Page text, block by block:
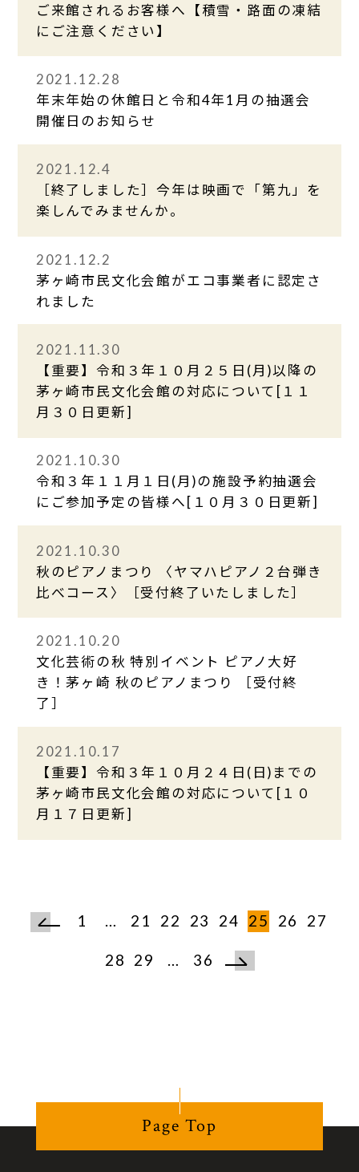
ご来館されるお客様へ【積雪・路面の凍結
にご注意ください】
2021.12.28
年末年始の休館日と令和4年1月の抽選会
開催日のお知らせ
2021.12.4
［終了しました］今年は映画で「第九」を
楽しんでみませんか。
2021.12.2
茅ヶ崎市民文化会館がエコ事業者に認定さ
れました
2021.11.30
【重要】令和３年１０月２５日(月)以降の
茅ヶ崎市民文化会館の対応について[１１
月３０日更新]
2021.10.30
令和３年１１月１日(月)の施設予約抽選会
にご参加予定の皆様へ[１０月３０日更新]
2021.10.30
秋のピアノまつり 〈ヤマハピアノ２台弾き
比べコース〉［受付終了いたしました］
2021.10.20
文化芸術の秋 特別イベント ピアノ大好
き！茅ヶ崎 秋のピアノまつり ［受付終
了］
2021.10.17
【重要】令和３年１０月２４日(日)までの
茅ヶ崎市民文化会館の対応について[１０
月１７日更新]
1 … 21 22 23 24 25 26 27
28 29 36
Page Top